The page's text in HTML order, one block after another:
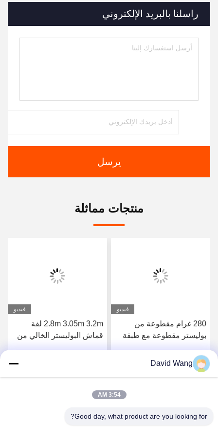
راسلنا بالبريد الإلكتروني
يرسل
منتجات مماثلة
فيديو
280 غرام مقطوعة من
بوليستر مقطوعة مع طبقة
عالية الدقة
فيديو
2.8m 3.05m 3.2m لفة
قماش البوليستر الخالي من
David Wang
3:54 AM
Good day, what product are you looking for?